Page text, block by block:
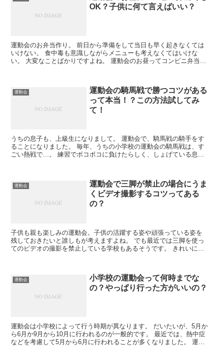
OK？子供に何て言えばいい？
運動会のお弁当作り。 前日から準備をして当日も早く起きなくては
いけない。 食中毒も意識しながらメニューも考えなくてはいけな
い。 大変なことばかりですよね。 運動会のお昼ってコンビニ弁当で
運動会
運動会の騎馬戦で勝つコツがある
って本当！？この方法試してみ
て！
うちの息子も、上級生になりまして。 運動会で、騎馬戦の騎手をす
ることになりました。 毎年、うちの小学校の運動会の騎馬戦は、す
ごい熱戦で…。 練習でボコボコに負けたらしく、しょげている息子
運動会
運動会で三脚が禁止の場合にうま
くビデオ撮影するコツってある
の？
子供も親も楽しみの運動会。子供の活躍する姿や頑張っている姿を
残しておきたいと誰しもが考えますよね。 でも最近では三脚を使っ
てのビデオの撮影を禁止している学校もあるそうです。 きれいに撮
運動会
小学校の運動会って何時までな
の？やっぱり行った方がいいの？
運動会は小学校によって行う時期が異なります。 だいたいが、5月か
ら6月か9月から10月に行われるのが一般的です。 最近では、熱中症
などを考慮して5月から6月に行われることが多くなりました。 運動